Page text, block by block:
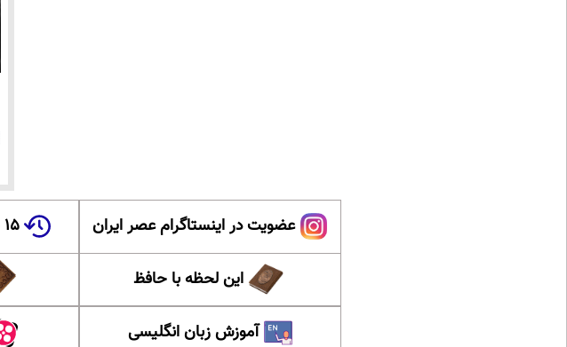
عضویت در اینستاگرام عصر ایران ۱۵ سال پیش در چنین روزی
این لحظه با حافظ
آموزش زبان انگلیسی